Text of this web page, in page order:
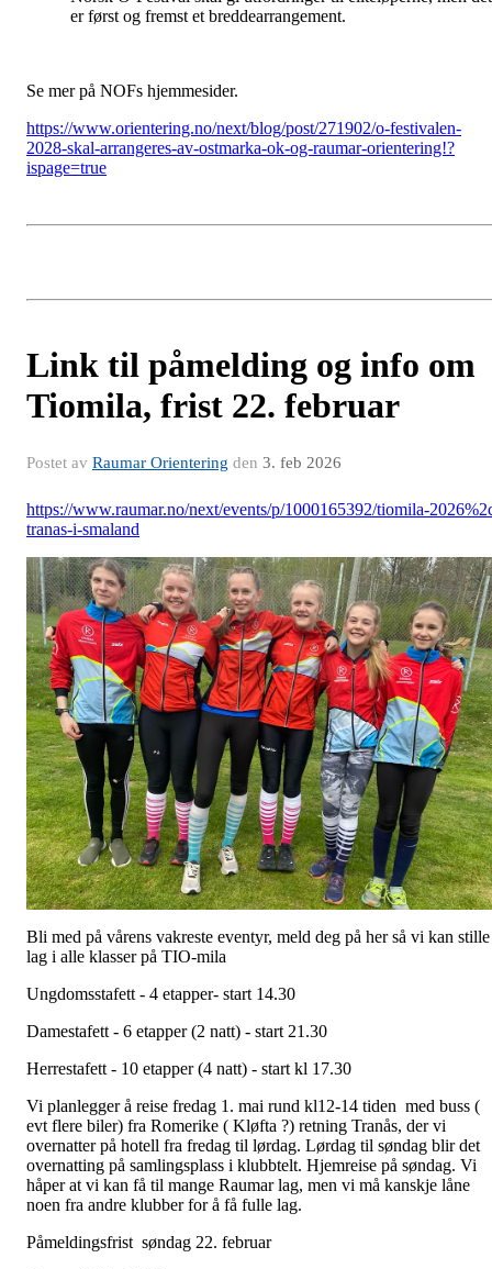
er først og fremst et breddearrangement.
Se mer på NOFs hjemmesider.
https://www.orientering.no/next/blog/post/271902/o-festivalen-
2028-skal-arrangeres-av-ostmarka-ok-og-raumar-orientering!?
ispage=true
Link til påmelding og info om
Tiomila, frist 22. februar
Postet av Raumar Orientering den 3. feb 2026
https://www.raumar.no/next/events/p/1000165392/tiomila-
tranas-i-smaland
Bli med på vårens vakreste eventyr, meld deg på her så vi kan stille
lag i alle klasser på TIO-mila
Ungdomsstafett - 4 etapper- start 14.30
Damestafett - 6 etapper (2 natt) - start 21.30
Herrestafett - 10 etapper (4 natt) - start kl 17.30
Vi planlegger å reise fredag 1. mai rund kl12-14 tiden med buss (
evt flere biler) fra Romerike ( Kløfta ?) retning Tranås, der vi
overnatter på hotell fra fredag til lørdag. Lørdag til søndag blir det
overnatting på samlingsplass i klubbtelt. Hjemreise på søndag. Vi
håper at vi kan få til mange Raumar lag, men vi må kanskje låne
noen fra andre klubber for å få fulle lag.
Påmeldingsfrist søndag 22. februar